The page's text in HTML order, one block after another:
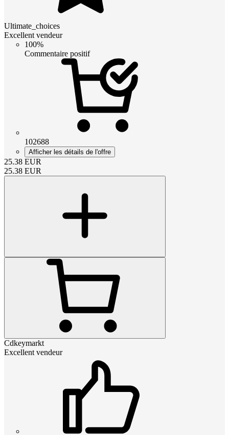
Ultimate_choices
Excellent vendeur
100%
Commentaire positif
102688
Afficher les détails de l'offre
25.38 EUR
25.38 EUR
Cdkeymarkt
Excellent vendeur